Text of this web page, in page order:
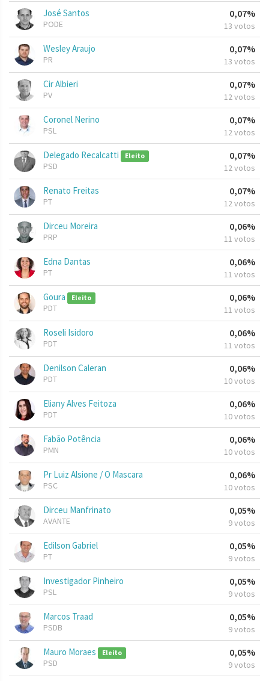
José Santos
PODE
0,07%
13 votos
Wesley Araujo
PR
0,07%
13 votos
Cir Albieri
PV
0,07%
12 votos
Coronel Nerino
PSL
0,07%
12 votos
Delegado Recalcatti Eleito
PSD
0,07%
12 votos
Renato Freitas
PT
0,07%
12 votos
Dirceu Moreira
PRP
0,06%
11 votos
Edna Dantas
PT
0,06%
11 votos
Goura Eleito
PDT
0,06%
11 votos
Roseli Isidoro
PDT
0,06%
11 votos
Denilson Caleran
PDT
0,06%
10 votos
Eliany Alves Feitoza
PDT
0,06%
10 votos
Fabão Potência
PMN
0,06%
10 votos
Pr Luiz Alsione / O Mascara
PSC
0,06%
10 votos
Dirceu Manfrinato
AVANTE
0,05%
9 votos
Edilson Gabriel
PT
0,05%
9 votos
Investigador Pinheiro
PSL
0,05%
9 votos
Marcos Traad
PSDB
0,05%
9 votos
Mauro Moraes Eleito
PSD
0,05%
9 votos